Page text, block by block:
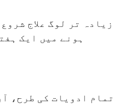
ہونے میں ایک
تمام ادویات کی طرح،